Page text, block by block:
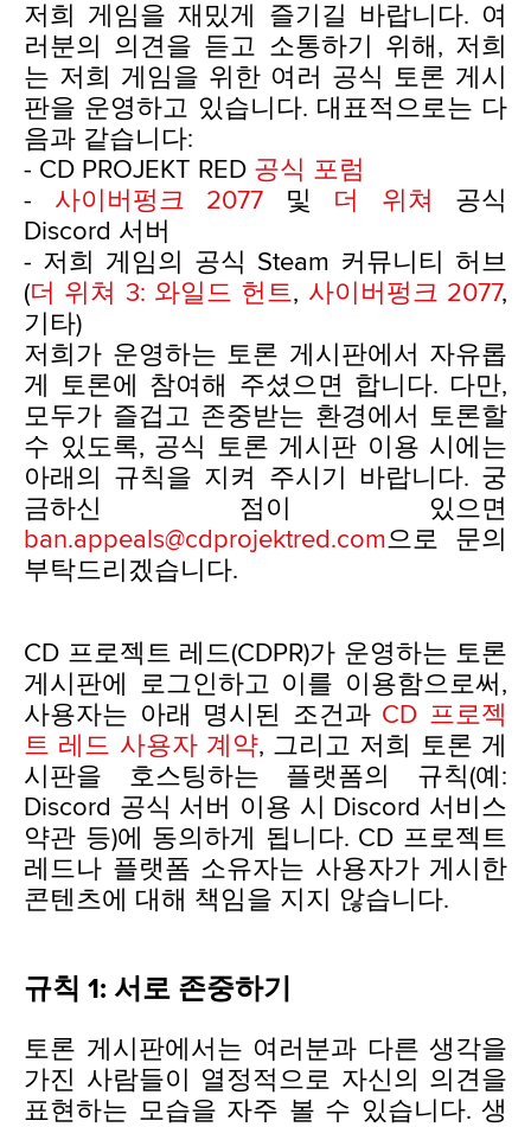
저희 게임을 재밌게 즐기길 바랍니다. 여
러분의 의견을 듣고 소통하기 위해, 저희
는 저희 게임을 위한 여러 공식 토론 게시
판을 운영하고 있습니다. 대표적으로는 다
음과 같습니다:
- CD PROJEKT RED 공식 포럼
- 사이버펑크 2077 및 더 위쳐
공식
Discord 서버
- 저희 게임의 공식 Steam 커뮤니티 허브
(더 위쳐 3: 와일드 헌트, 사이버펑크 2077,
기타)
저희가 운영하는 토론 게시판에서 자유롭
게 토론에 참여해 주셨으면 합니다. 다만,
모두가 즐겁고 존중받는 환경에서 토론할
수 있도록, 공식 토론 게시판 이용 시에는
아래의 규칙을 지켜 주시기 바랍니다. 궁
금하신 점이 있으면
ban.appeals@cdprojektred.com으로 문의
부탁드리겠습니다.
CD 프로젝트 레드(CDPR)가 운영하는 토론
게시판에 로그인하고 이를 이용함으로써,
사용자는 아래 명시된 조건과 CD 프로젝
트 레드 사용자 계약, 그리고 저희 토론 게
시판을 호스팅하는 플랫폼의 규칙(예:
Discord 공식 서버 이용 시 Discord 서비스
약관 등)에 동의하게 됩니다. CD 프로젝트
레드나 플랫폼 소유자는 사용자가 게시한
콘텐츠에 대해 책임을 지지 않습니다.
규칙 1: 서로 존중하기
토론 게시판에서는 여러분과 다른 생각을
가진 사람들이 열정적으로 자신의 의견을
표현하는 모습을 자주 볼 수 있습니다. 생